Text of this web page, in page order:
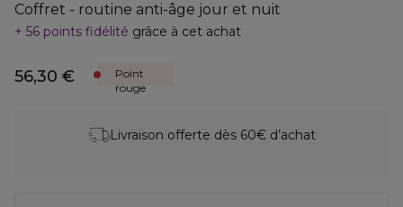
Coffret - routine anti-âge jour et nuit
56 points fidélité grâce à cet achat
56,30 €
Point
rouge
Livraison offerte dès 60€ d’achat